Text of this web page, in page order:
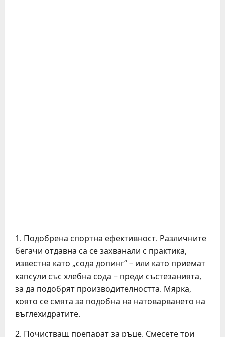
1. Подобрена спортна ефективност. Различните
бегачи отдавна са се захванали с практика,
известна като „сода допинг“ – или като приемат
капсули със хлебна сода – преди състезанията,
за да подобрят производителността. Мярка,
която се смята за подобна на натоварването на
въглехидратите.
2. Почистващ препарат за ръце. Смесете три